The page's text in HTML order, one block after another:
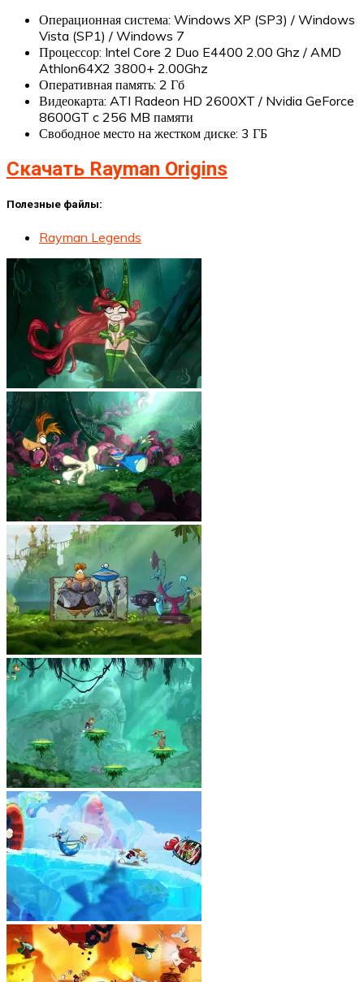
Операционная система: Windows XP (SP3) / Windows
Vista (SP1) / Windows 7
Процессор: Intel Core 2 Duo E4400 2.00 Ghz / AMD
Athlon64X2 3800+ 2.00Ghz
Оперативная память: 2 Гб
Видеокарта: ATI Radeon HD 2600XT / Nvidia GeForce
8600GT c 256 MB памяти
Свободное место на жестком диске: 3 ГБ
Скачать Rayman Origins
Полезные файлы:
Rayman Legends